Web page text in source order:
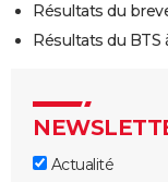
Résultats du
Résultats du BTS
Actualité